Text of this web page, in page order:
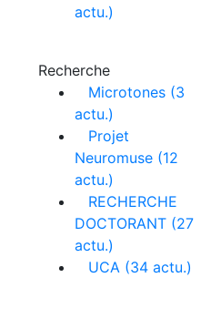
actu.)
Recherche
Microtones (3
actu.)
Projet
Neuromuse (12
actu.)
RECHERCHE
DOCTORANT (27
actu.)
UCA (34 actu.)